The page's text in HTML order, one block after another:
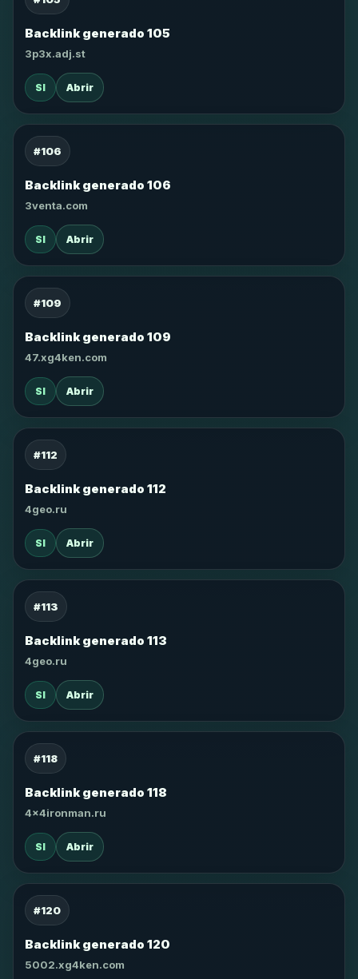
Backlink generado 105
3p3x.adj.st
SI Abrir
#106
Backlink generado 106
3venta.com
SI Abrir
#109
Backlink generado 109
47.xg4ken.com
SI Abrir
#112
Backlink generado 112
4geo.ru
SI Abrir
#113
Backlink generado 113
4geo.ru
SI Abrir
#118
Backlink generado 118
4x4ironman.ru
SI Abrir
#120
Backlink generado 120
5002.xg4ken.com